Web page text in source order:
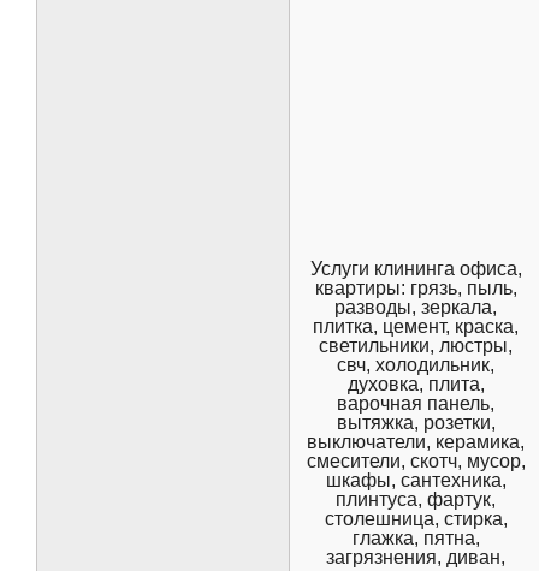
Услуги клининга офиса,
квартиры: грязь, пыль,
разводы, зеркала,
плитка, цемент, краска,
светильники, люстры,
свч, холодильник,
духовка, плита,
варочная панель,
вытяжка, розетки,
выключатели, керамика,
смесители, скотч, мусор,
шкафы, сантехника,
плинтуса, фартук,
столешница, стирка,
глажка, пятна,
загрязнения, диван,